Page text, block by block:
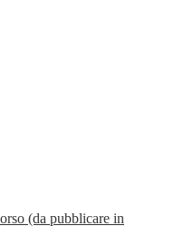
(da pubblicare in